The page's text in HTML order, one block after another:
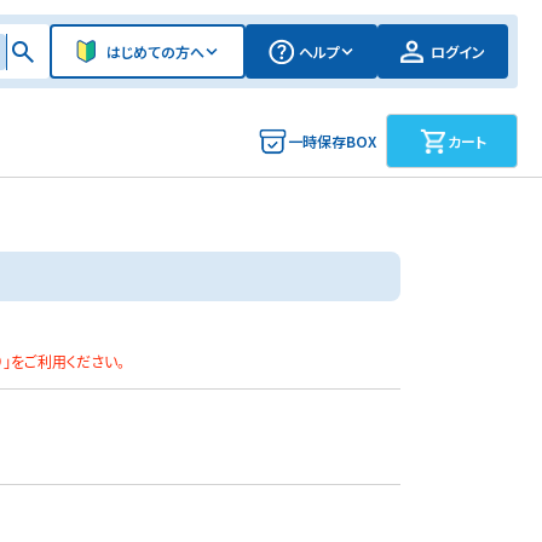
はじめての方へ ヘルプ ログイン
一時保存BOX カート
」をご利用ください。